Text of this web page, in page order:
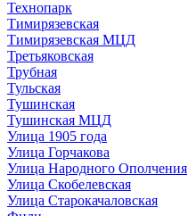
Технопарк
Тимирязевская
Тимирязевская МЦД
Третьяковская
Трубная
Тульская
Тушинская
Тушинская МЦД
Улица 1905 года
Улица Горчакова
Улица Народного Ополчения
Улица Скобелевская
Улица Старокачаловская